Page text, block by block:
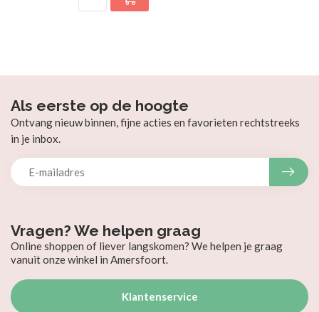
Vragen? We helpen graag
Online shoppen of liever langskomen? We helpen je graag
vanuit onze winkel in Amersfoort.
Klantenservice
Als eerste op de hoogte
Ontvang nieuw binnen, fijne acties en favorieten rechtstreeks
in je inbox.